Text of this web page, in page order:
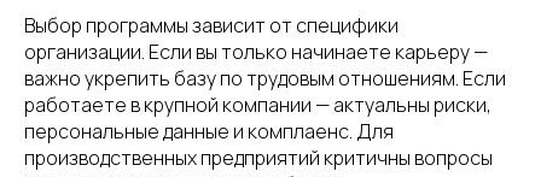
Выбор программы зависит от специфики
организации. Если вы только начинаете карьеру —
важно укрепить базу по трудовым отношениям. Если
работаете в крупной компании — актуальны риски,
персональные данные и комплаенс. Для
производственных предприятий критичны вопросы